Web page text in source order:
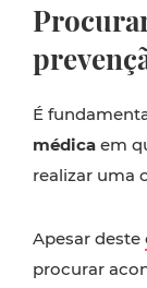
É
médica em
realizar uma
Apesar deste
procurar